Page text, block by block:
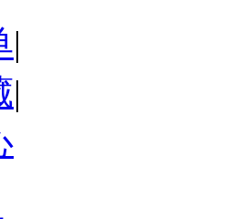
|
|